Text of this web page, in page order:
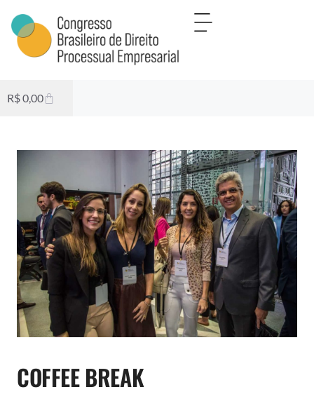
R$0,00
COFFEE BREAK